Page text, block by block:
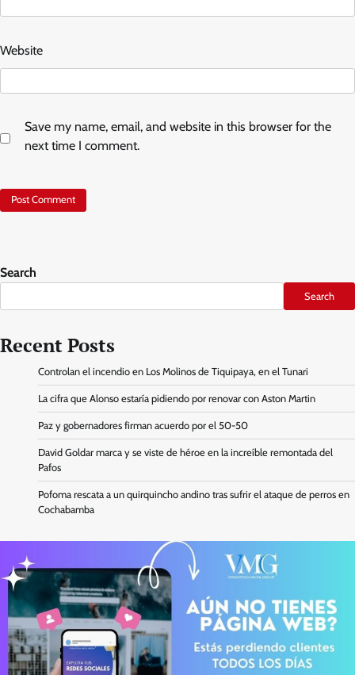
Website
Save my name, email, and website in this browser for the
next time I comment.
Search
Search
Recent Posts
Controlan el incendio en Los Molinos de Tiquipaya, en el Tunari
La cifra que Alonso estaría pidiendo por renovar con Aston Martin
Paz y gobernadores firman acuerdo por el 50-50
David Goldar marca y se viste de héroe en la increíble remontada del
Pafos
Pofoma rescata a un quirquincho andino tras sufrir el ataque de perros en
Cochabamba